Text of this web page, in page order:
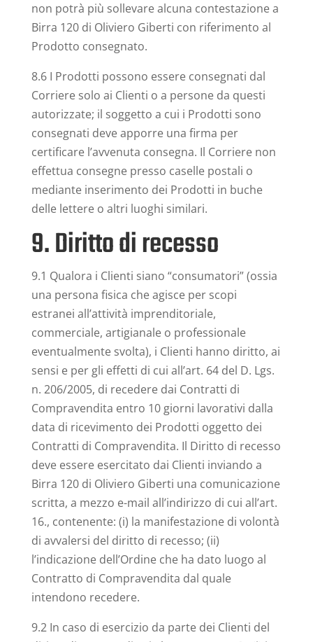
non potrà più sollevare alcuna contestazione a
Birra 120 di Oliviero Giberti con riferimento al
Prodotto consegnato.
8.6 I Prodotti possono essere consegnati dal
Corriere solo ai Clienti o a persone da questi
autorizzate; il soggetto a cui i Prodotti sono
consegnati deve apporre una firma per
certificare l’avvenuta consegna. Il Corriere non
effettua consegne presso caselle postali o
mediante inserimento dei Prodotti in buche
delle lettere o altri luoghi similari.
9. Diritto di recesso
9.1 Qualora i Clienti siano “consumatori” (ossia
una persona fisica che agisce per scopi
estranei all’attività imprenditoriale,
commerciale, artigianale o professionale
eventualmente svolta), i Clienti hanno diritto, ai
sensi e per gli effetti di cui all’art. 64 del D. Lgs.
n. 206/2005, di recedere dai Contratti di
Compravendita entro 10 giorni lavorativi dalla
data di ricevimento dei Prodotti oggetto dei
Contratti di Compravendita. Il Diritto di recesso
deve essere esercitato dai Clienti inviando a
Birra 120 di Oliviero Giberti una comunicazione
scritta, a mezzo e-mail all’indirizzo di cui all’art.
16., contenente: (i) la manifestazione di volontà
di avvalersi del diritto di recesso; (ii)
l’indicazione dell’Ordine che ha dato luogo al
Contratto di Compravendita dal quale
intendono recedere.
9.2 In caso di esercizio da parte dei Clienti del